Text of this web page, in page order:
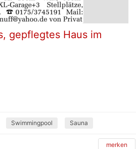
gepflegtes Haus im
Swimmingpool Sauna
merken